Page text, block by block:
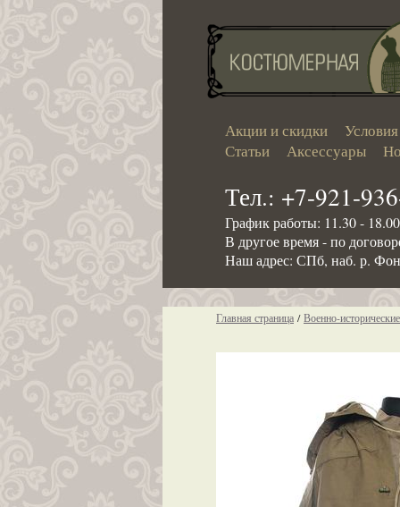
Акции и скидки
Статьи
Аксессуары
Тел.: +7-921-
График работы: 11.30 -
В другое время - по
Наш адрес: СПб, наб. р.
Главная страница / Военно-